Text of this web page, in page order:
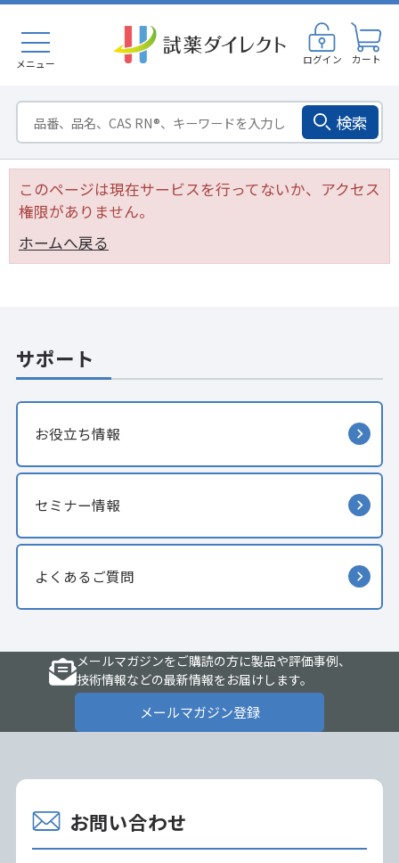
メニュー ログイン カート
検索
このページは現在サービスを行ってないか、アクセス
権限がありません。
ホームへ戻る
サポート
お役立ち情報
セミナー情報
よくあるご質問
メールマガジンをご購読の方に製品や評価事例、
技術情報などの最新情報をお届けします。
メールマガジン登録
お問い合わせ